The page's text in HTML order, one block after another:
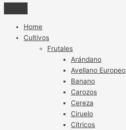
Home
Cultivos
Frutales
Arándano
Avellano Europeo
Banano
Carozos
Cereza
Ciruelo
Cítricos